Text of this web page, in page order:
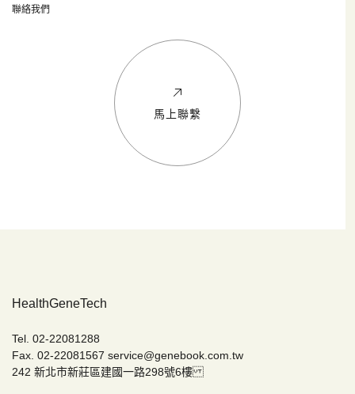
聯絡我們
馬上聯繫
HealthGeneTech
Tel. 02-22081288
Fax. 02-22081567 service@genebook.com.tw
242 新北市新莊區建國一路298號6樓